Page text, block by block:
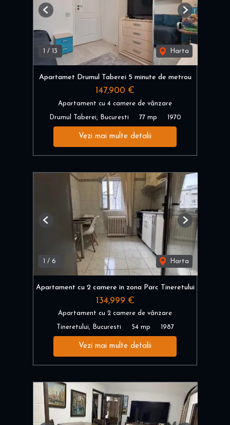
1 / 13 Harta
Previous Next
Apartamet Drumul Taberei 5 minute de metrou
147,900 €
Apartament cu 4 camere de vânzare
Drumul Taberei, Bucuresti 77 mp 1970
Vezi mai multe detalii
1 / 6 Harta
Previous Next
Apartament cu 2 camere in zona Parc Tineretului
134,999 €
Apartament cu 2 camere de vânzare
Tineretului, Bucuresti 54 mp 1987
Vezi mai multe detalii